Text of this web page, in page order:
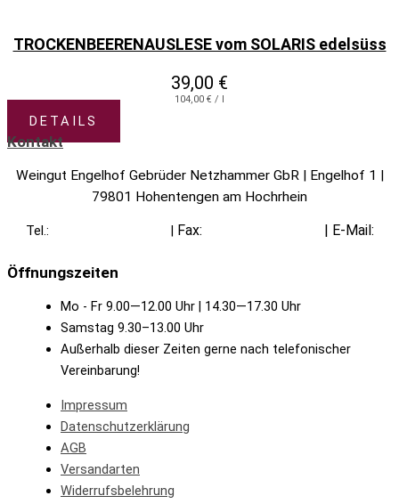
TROCKENBEERENAUSLESE vom SOLARIS edelsüss
39,00 €
104,00 € /
DETAILS
Kontakt
Weingut Engelhof Gebrüder Netzhammer GbR | Engelhof 1 |
79801 Hohentengen am Hochrhein
Tel.: Fax: E-Mail:
Öffnungszeiten
Mo - Fr 9.00—12.00 Uhr | 14.30—17.30 Uhr
Samstag 9.30–13.00 Uhr
Außerhalb dieser Zeiten gerne nach telefonischer
Vereinbarung!
Impressum
Datenschutzerklärung
AGB
Versandarten
Widerrufsbelehrung